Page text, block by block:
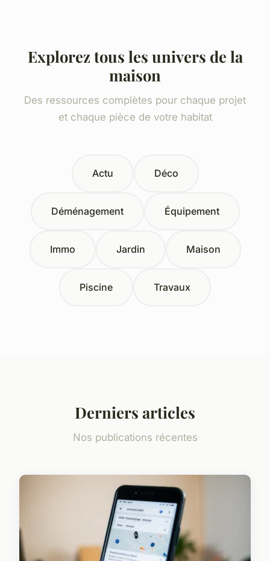
Explorez tous les univers de la
maison
Des ressources complètes pour chaque projet
et chaque pièce de votre habitat
Actu Déco
Déménagement Équipement
Immo Jardin Maison
Piscine Travaux
Derniers articles
Nos publications récentes